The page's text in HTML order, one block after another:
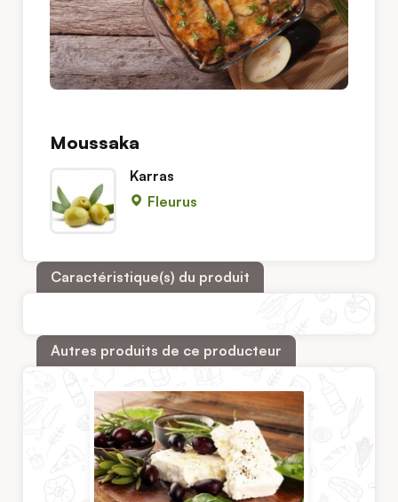
Moussaka
Karras
Fleurus
Caractéristique(s) du produit
Autres produits de ce producteur